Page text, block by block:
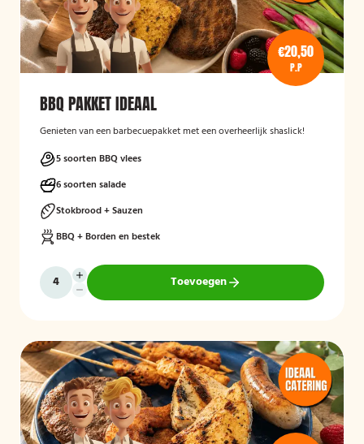
€20,50
P.P
BBQ PAKKET IDEAAL
Genieten van een barbecuepakket met een overheerlijk shaslick!
5 soorten BBQ vlees
6 soorten salade
Stokbrood + Sauzen
BBQ + Borden en bestek
Toevoegen